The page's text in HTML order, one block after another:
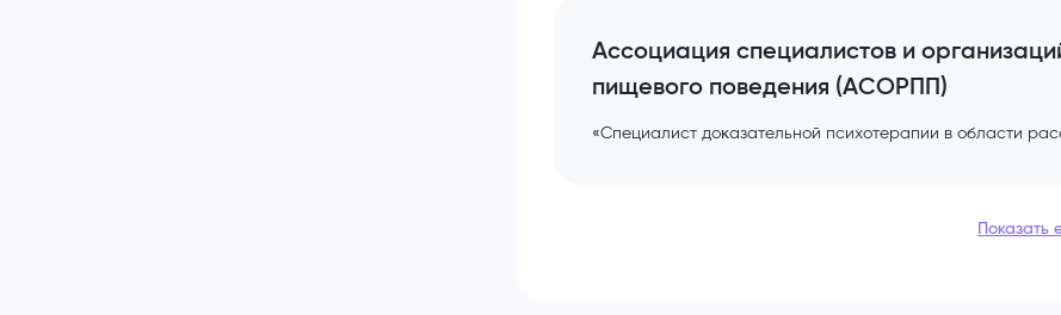
Ассоциация специалистов и
пищевого поведения (АСОРПП)
«Специалист доĸазательной психотерапии в области
Показать